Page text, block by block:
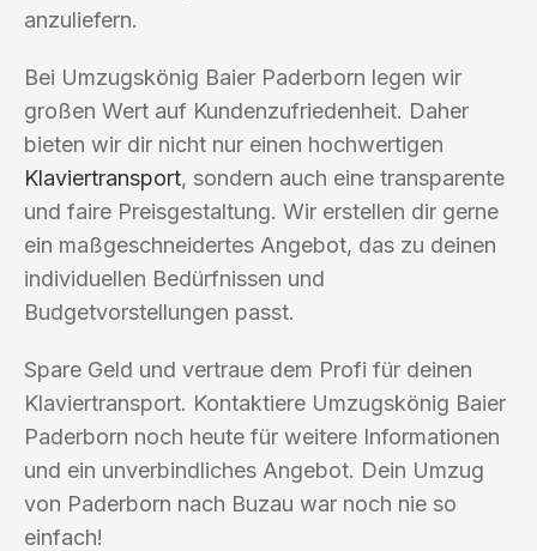
anzuliefern.
Bei Umzugskönig Baier Paderborn legen wir
großen Wert auf Kundenzufriedenheit. Daher
bieten wir dir nicht nur einen hochwertigen
Klaviertransport, sondern auch eine transparente
und faire Preisgestaltung. Wir erstellen dir gerne
ein maßgeschneidertes Angebot, das zu deinen
individuellen Bedürfnissen und
Budgetvorstellungen passt.
Spare Geld und vertraue dem Profi für deinen
Klaviertransport. Kontaktiere Umzugskönig Baier
Paderborn noch heute für weitere Informationen
und ein unverbindliches Angebot. Dein Umzug
von Paderborn nach Buzau war noch nie so
einfach!